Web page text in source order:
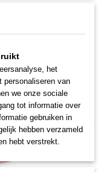
mm en van flexibele
een centreerdoorn
mm.
het
personaliseren van
we onze sociale
tot informatie over
gebruiken in
hebben verzameld
hebt verstrekt.